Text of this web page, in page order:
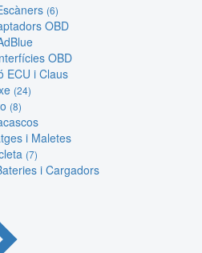
(6)
OBD
OBD
ECU i Claus
(24)
(8)
i Maletes
(7)
i Cargadors